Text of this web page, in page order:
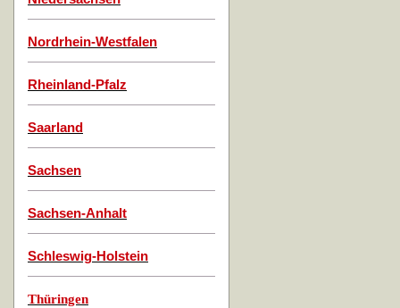
Nordrhein-Westfalen
Rheinland-Pfalz
Saarland
Sachsen
Sachsen-Anhalt
Schleswig-Holstein
Thüringen